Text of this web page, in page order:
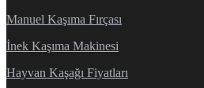
Manuel Kaşıma Fırçası
İnek Kaşıma Makinesi
Hayvan Kaşağı Fiyatları